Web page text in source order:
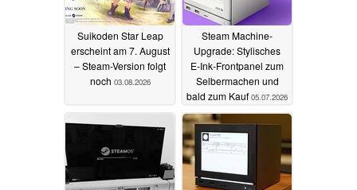
Suikoden Star Leap
erscheint am 7. August
– Steam-Version folgt
noch 03.08.2026
Steam Machine-
Upgrade: Stylisches
E‑Ink‑Frontpanel zum
Selbermachen und
bald zum Kauf 05.07.2026